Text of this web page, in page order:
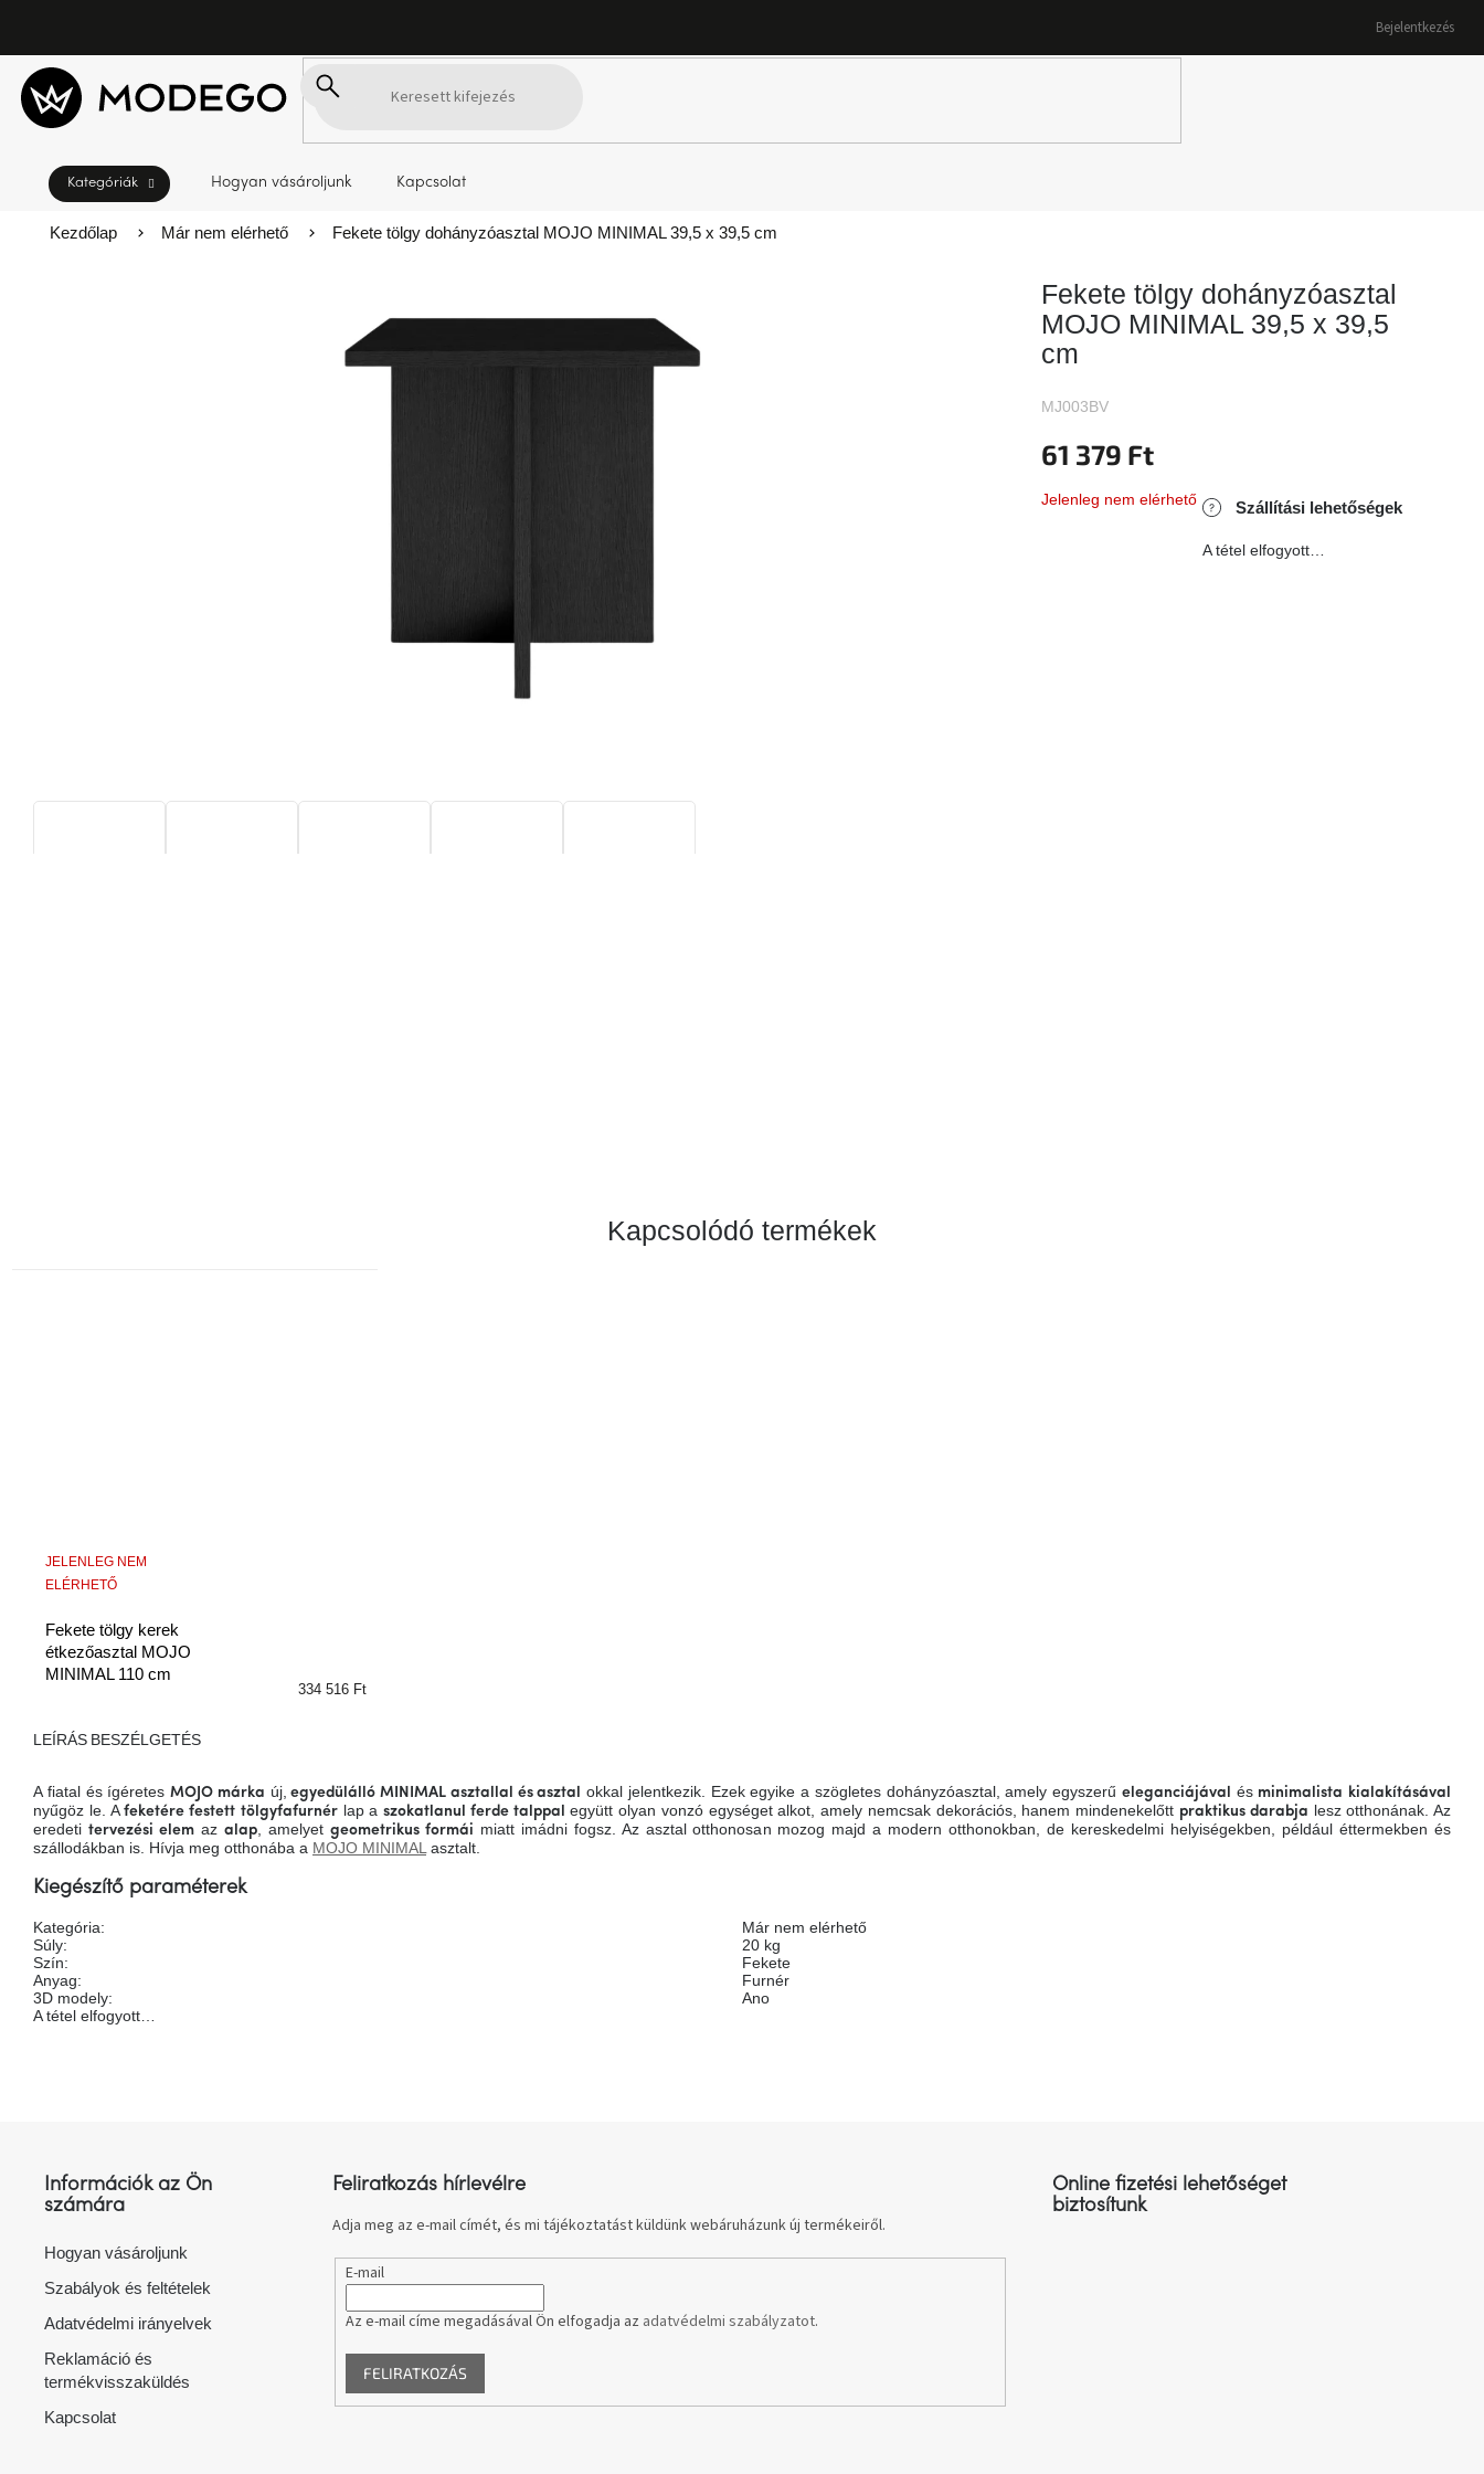
fő
tartalomhoz
Bejelentkezés
Hogyan vásároljunk Kapcsolat
Kezdőlap Már nem elérhető Fekete tölgy dohányzóasztal MOJO MINIMAL 39,5 x 39,5 cm
Fekete tölgy dohányzóasztal
MOJO MINIMAL 39,5 x 39,5
cm
MJ003BV
61 379 Ft
Jelenleg nem elérhető Szállítási lehetőségek
A tétel elfogyott…
Kapcsolódó termékek
Fekete tölgy kerek
étkezőasztal MOJO
MINIMAL 110 cm
JELENLEG NEM
ELÉRHETŐ
334 516 Ft
LEÍRÁS BESZÉLGETÉS
A fiatal és ígéretes MOJO márka új, egyedülálló MINIMAL asztallal és asztal okkal jelentkezik. Ezek egyike a szögletes dohányzóasztal, amely egyszerű eleganciájával és minimalista kialakításával
nyűgöz le. Afeketére festett tölgyfafurnérlap aszokatlanul ferde talppal együtt olyan vonzó egységet alkot, amely nemcsak dekorációs, hanem mindenekelőtt praktikus darabja lesz otthonának. Az
eredeti tervezési elemaz alap, amelyet geometrikus formái miatt imádni fogsz. Az asztal otthonosan mozog majd a modern otthonokban, de kereskedelmi helyiségekben, például éttermekben és
szállodákban is. Hívja meg otthonába a MOJO MINIMAL asztalt.
Kiegészítő paraméterek
Kategória:
Már nem elérhető
Súly:
20 kg
Szín:
Fekete
Anyag:
Furnér
3D modely:
Ano
A tétel elfogyott…
Információk az Ön
számára
Hogyan vásároljunk
Szabályok és feltételek
Adatvédelmi irányelvek
Reklamáció és
termékvisszaküldés
Kapcsolat
Feliratkozás hírlevélre
Adja meg az e-mail címét, és mi tájékoztatást küldünk webáruházunk új termékeiről.
E-mail
Az e-mail címe megadásával Ön elfogadja az adatvédelmi szabályzatot.
FELIRATKOZÁS
Online fizetési lehetőséget
biztosítunk